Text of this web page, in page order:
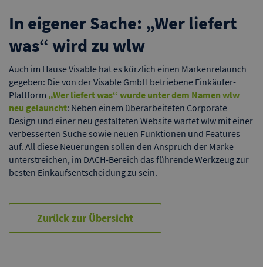
In eigener Sache: „Wer liefert
was“ wird zu wlw
Auch im Hause Visable hat es kürzlich einen Markenrelaunch
gegeben: Die von der Visable GmbH betriebene Einkäufer-
Plattform „Wer liefert was“ wurde unter dem Namen wlw
neu gelauncht: Neben einem überarbeiteten Corporate
Design und einer neu gestalteten Website wartet wlw mit einer
verbesserten Suche sowie neuen Funktionen und Features
auf. All diese Neuerungen sollen den Anspruch der Marke
unterstreichen, im DACH-Bereich das führende Werkzeug zur
besten Einkaufsentscheidung zu sein.
Zurück zur Übersicht